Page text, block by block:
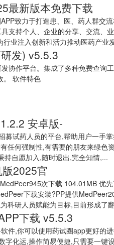
最新版本免费下载
致力于打造患、医、药人群交
支持个人、企业的分享、交流、
业注入创新和活力推动医药产业
发) v5.5.3
协作平台。集成了多种免费查询
。 软件特色
安卓版-
试药人员的平台,帮助用户一手
任何强制性,有需要的朋友来绿色
持自愿加入,随时退出,完全知情,...
2025官
次下载 104.01MB 优
下载安装?PP提供
科研人员赋能为目标,目前形成了
下载 v5.5.3
件,你可以使用药试圈app更好的
字化运,操作简易便捷,只需要一键